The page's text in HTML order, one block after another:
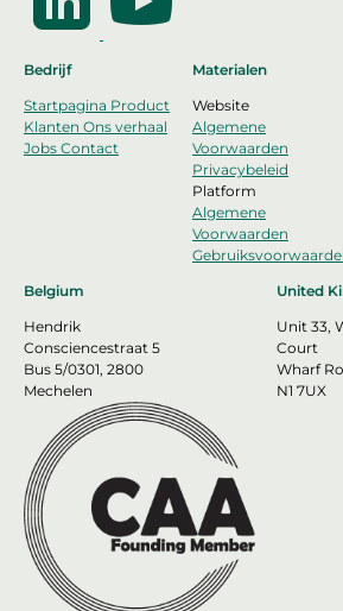
Bedrijf
Startpagina Product
Klanten Ons verhaal
Jobs Contact
Materialen
Website
Algemene
Voorwaarden
Privacybeleid
Platform
Algemene
Voorwaarden
Belgium
Hendrik
Consciencestraat 5
Bus 5/0301, 2800
Mechelen
United
Unit 33,
Court
Wharf
N1 7UX